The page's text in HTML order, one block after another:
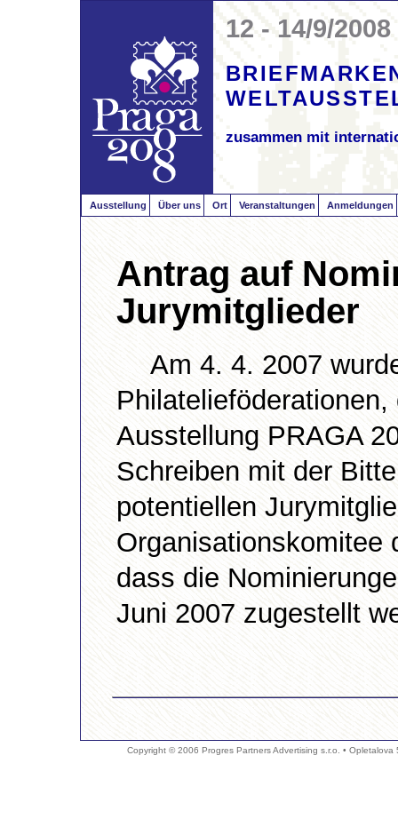
12 - 14/9/2008
zusammen mit
Ausstellung Über uns Ort Veranstaltungen Anmeldungen
Antrag auf
Jurymitglieder
Am 4. 4. 2007
Ausstellung PRAGA
Schreiben mit der
potentiellen
Organisationskomitee
dass die
Juni 2007 zugestellt
Copyright © 2006 Progres Partners Advertising s.r.o. • Opletalova